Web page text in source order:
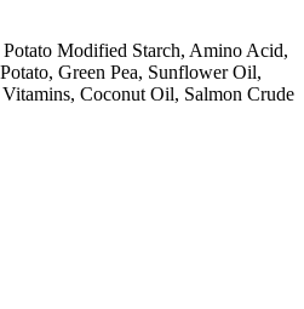
Modified Starch, Amino Acid,
Green Pea, Sunflower Oil,
Coconut Oil, Salmon Crude